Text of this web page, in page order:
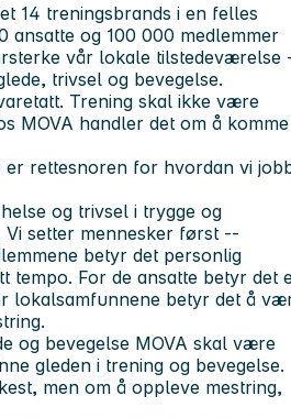
14 treningsbrands i en felles
ansatte og 100 000 medlemmer
vår lokale tilstedeværelse
trivsel og bevegelse.
Trening skal ikke være
MOVA handler det om å
er rettesnoren for hvordan vi
og trivsel i trygge og
Vi setter mennesker først --
betyr det personlig
tempo. For de ansatte betyr det
lokalsamfunnene betyr det å
og bevegelse MOVA skal være
gleden i trening og bevegelse.
men om å oppleve mestring,